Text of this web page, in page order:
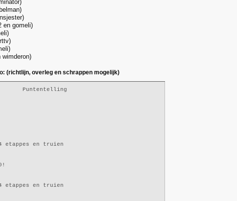
en gomeli)
wimderon)
(richtlijn, overleg en schrappen mogelijk)
Puntentelling
etappes en truien
etappes en truien